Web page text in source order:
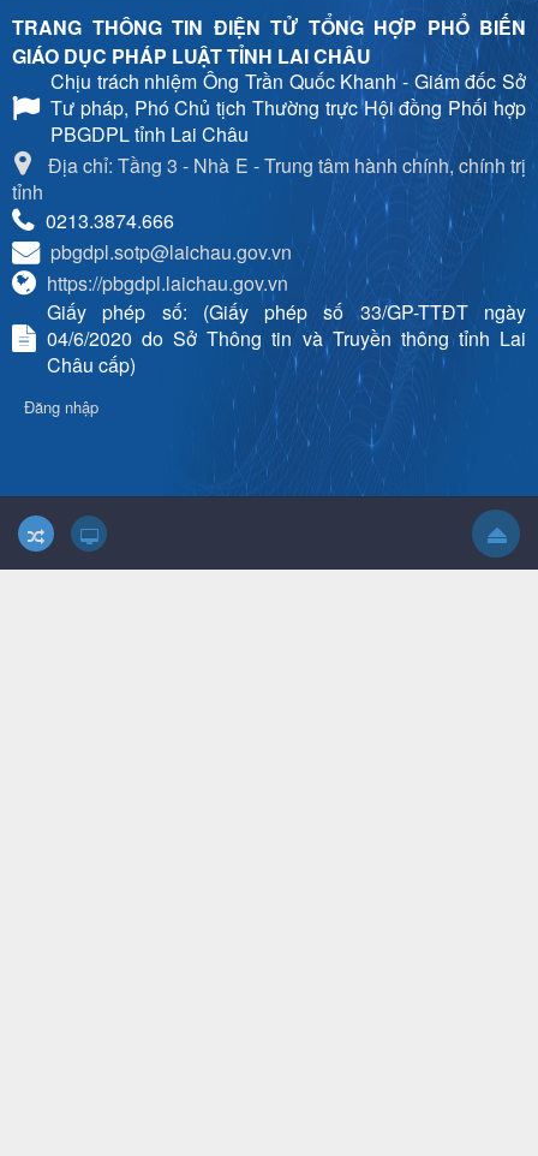
TRANG THÔNG TIN ĐIỆN TỬ TỔNG HỢP PHỔ BIẾN
GIÁO DỤC PHÁP LUẬT TỈNH LAI CHÂU
Chịu trách nhiệmÔng Trần Quốc Khanh - Giám đốc Sở
Tư pháp, Phó Chủ tịch Thường trực Hội đồng Phối hợp
PBGDPL tỉnh Lai Châu
Địa chỉ: Tầng 3 - Nhà E - Trung tâm hành chính, chính trị
tỉnh
0213.3874.666
pbgdpl.sotp@laichau.gov.vn
https://pbgdpl.laichau.gov.vn
Giấy phép số: (Giấy phép số 33/GP-TTĐT ngày
04/6/2020 do Sở Thông tin và Truyền thông tỉnh Lai
Châu cấp)
Đăng nhập